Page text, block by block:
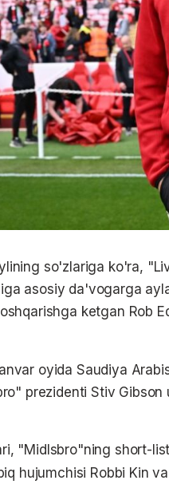
so'zlariga ko'ra,
asosiy da'vogarga
ketgan Rob
oyida Saudiya
prezidenti Stiv
"Midlsbro"ning short-
hujumchisi Robbi Kin